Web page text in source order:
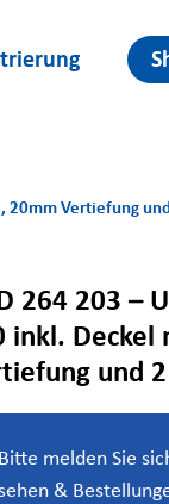
Vertiefung
264 203 –
inkl. Deckel
und 2
Bitte melden Sie
&